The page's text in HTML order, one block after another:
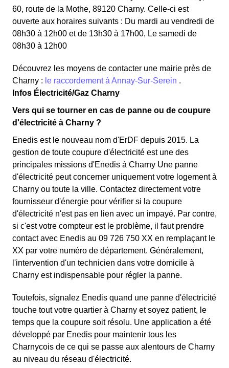
60, route de la Mothe, 89120 Charny. Celle-ci est
ouverte aux horaires suivants : Du mardi au vendredi de
08h30 à 12h00 et de 13h30 à 17h00, Le samedi de
08h30 à 12h00
Découvrez les moyens de contacter une mairie près de
Charny : le raccordement à Annay-Sur-Serein .
Infos Électricité/Gaz Charny
Vers qui se tourner en cas de panne ou de coupure
d'électricité à Charny ?
Enedis est le nouveau nom d'ErDF depuis 2015. La
gestion de toute coupure d'électricité est une des
principales missions d'Enedis à Charny Une panne
d'électricité peut concerner uniquement votre logement à
Charny ou toute la ville. Contactez directement votre
fournisseur d'énergie pour vérifier si la coupure
d'électricité n'est pas en lien avec un impayé. Par contre,
si c'est votre compteur est le problème, il faut prendre
contact avec Enedis au 09 726 750 XX en remplaçant le
XX par votre numéro de département. Généralement,
l'intervention d'un technicien dans votre domicile à
Charny est indispensable pour régler la panne.
Toutefois, signalez Enedis quand une panne d'électricité
touche tout votre quartier à Charny et soyez patient, le
temps que la coupure soit résolu. Une application a été
développé par Enedis pour maintenir tous les
Charnycois de ce qui se passe aux alentours de Charny
au niveau du réseau d'électricité.